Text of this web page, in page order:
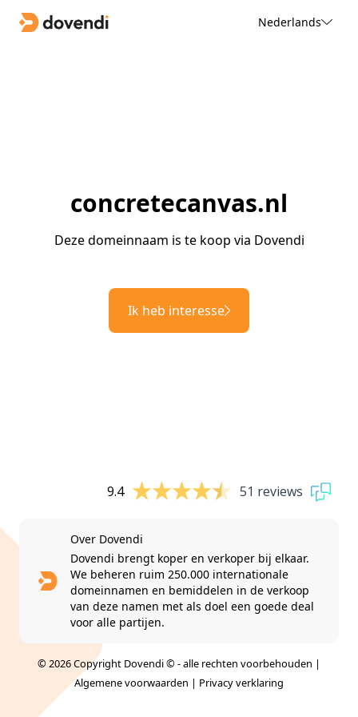
Nederlands
concretecanvas.nl
Deze domeinnaam is te koop via Dovendi
Ik heb interesse
9.4 51 reviews
Over Dovendi
Dovendi brengt koper en verkoper bij elkaar.
We beheren ruim 250.000 internationale
domeinnamen en bemiddelen in de verkoop
van deze namen met als doel een goede deal
voor alle partijen.
© 2026 Copyright Dovendi © - alle rechten voorbehouden |
Algemene voorwaarden | Privacy verklaring